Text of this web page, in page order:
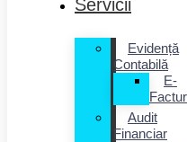
Servicii
Evidență
Contabilă
E-
Audit
Financiar